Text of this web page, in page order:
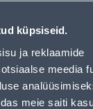
küpsiseid.
ja reklaamide
meedia
meie saiti
TOODE